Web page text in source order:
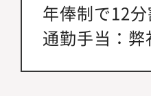
年俸制で12
通勤手当：